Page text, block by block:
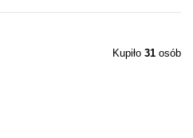
Kupiło 31 osób